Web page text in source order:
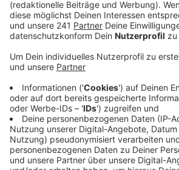
seinen beiden Konkurrenten aus
Veröffentlicht:Donnerstag, 05.09.2024
Anzeige
Am Donnerstagvormittag haben die
Engel und Maurice Wetekam von
Vorläufe vor den Finals am Abend
spielen die Sitzvolleyballer mit
Teammitgliedern im Halbfinale